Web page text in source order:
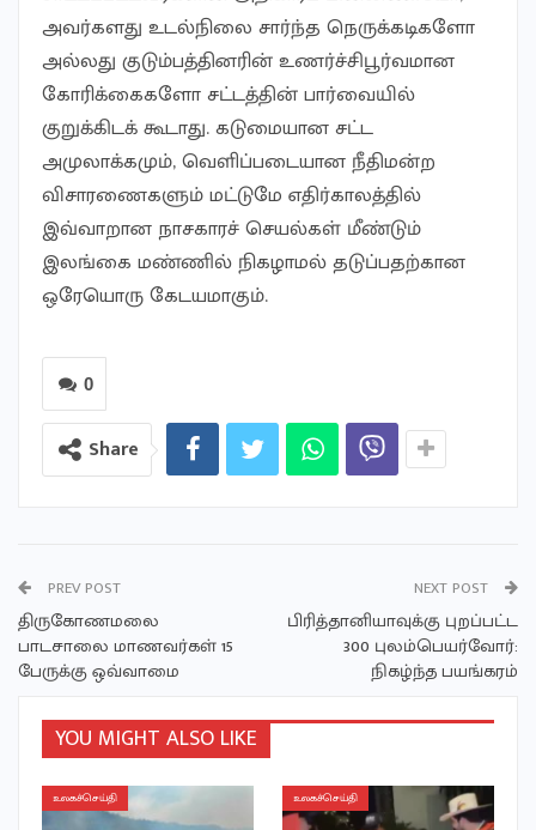
அவர்களது உடல்நிலை சார்ந்த நெருக்கடிகளோ
அல்லது குடும்பத்தினரின் உணர்ச்சிபூர்வமான
கோரிக்கைகளோ சட்டத்தின் பார்வையில்
குறுக்கிடக் கூடாது. கடுமையான சட்ட
அமுலாக்கமும், வெளிப்படையான நீதிமன்ற
விசாரணைகளும் மட்டுமே எதிர்காலத்தில்
இவ்வாறான நாசகாரச் செயல்கள் மீண்டும்
இலங்கை மண்ணில் நிகழாமல் தடுப்பதற்கான
ஒரேயொரு கேடயமாகும்.
0
Share
PREV POST
திருகோணமலை
பாடசாலை மாணவர்கள் 15
பேருக்கு ஒவ்வாமை
NEXT POST
பிரித்தானியாவுக்கு புறப்பட்ட
300 புலம்பெயர்வோர்:
நிகழ்ந்த பயங்கரம்
YOU MIGHT ALSO LIKE
உலகச்செய்தி உலகச்செய்தி